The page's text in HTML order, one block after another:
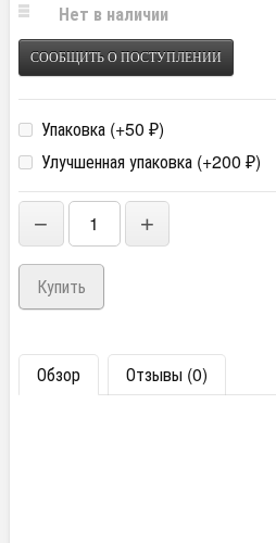
Нет в наличии
СООБЩИТЬ О ПОСТУПЛЕНИИ
Упаковка (+50 ₽)
Улучшенная упаковка (+200 ₽)
− +
Обзор Отзывы (0)